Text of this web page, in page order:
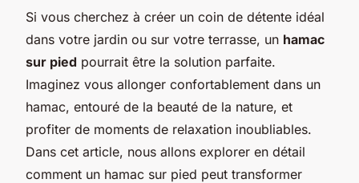
Si vous cherchez à créer un coin de détente idéal
dans votre jardin ou sur votre terrasse, un hamac
sur pied pourrait être la solution parfaite.
Imaginez vous allonger confortablement dans un
hamac, entouré de la beauté de la nature, et
profiter de moments de relaxation inoubliables.
Dans cet article, nous allons explorer en détail
comment un hamac sur pied peut transformer